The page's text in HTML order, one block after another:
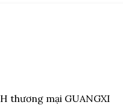
thương mại GUANGXI